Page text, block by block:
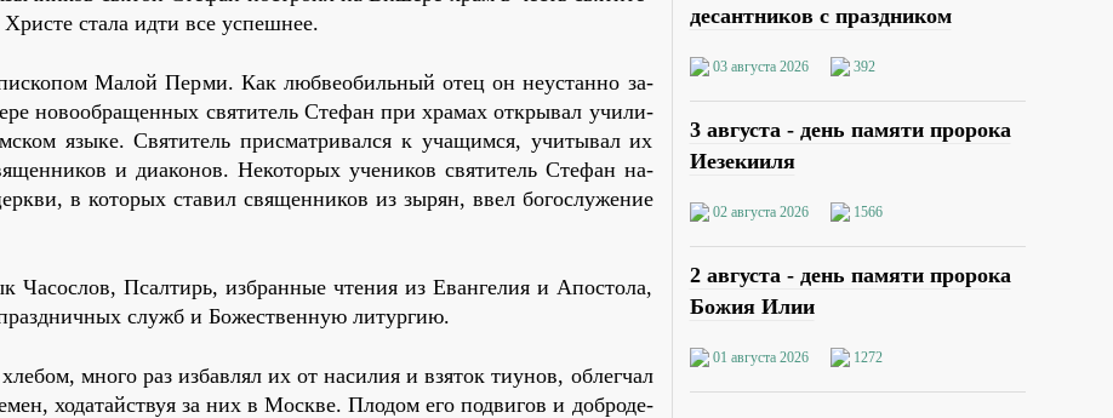
ста­ла ид­ти все успеш­нее.
Ма­лой Пер­ми. Как люб­ве­обиль­ный отец он неустан­но за­
но­во­об­ра­щен­ных свя­ти­тель Сте­фан при хра­мах от­кры­вал учи­ли­
язы­ке. Свя­ти­тель при­смат­ри­вал­ся к уча­щим­ся, учи­ты­вал их
и диа­ко­нов. Неко­то­рых уче­ни­ков свя­ти­тель Сте­фан на­
в ко­то­рых ста­вил свя­щен­ни­ков из зы­рян, ввел бо­го­слу­же­ние
Ча­со­слов, Псал­тирь, из­бран­ные чте­ния из Еван­ге­лия и Апо­сто­ла,
служб и Бо­же­ствен­ную ли­тур­гию.
мно­го раз из­бав­лял их от на­си­лия и взя­ток ти­унов, об­лег­чал
хо­да­тай­ствуя за них в Москве. Пло­дом его по­дви­гов и доб­ро­де­
десантников с праздником
03 августа 2026 392
3 августа - день памяти пророка
Иезекииля
02 августа 2026 1566
2 августа - день памяти пророка
Божия Илии
01 августа 2026 1272